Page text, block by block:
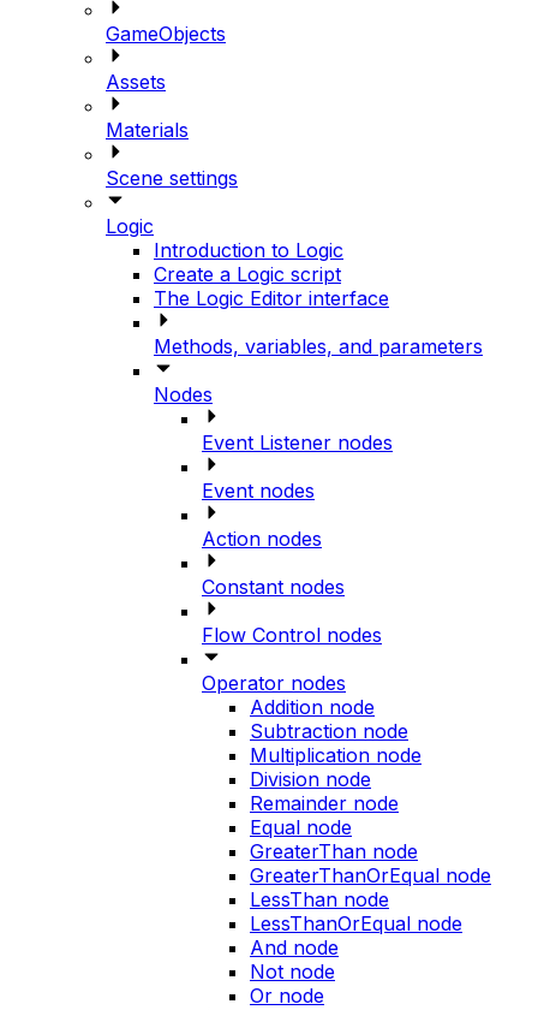
GameObjects
Assets
Materials
Scene settings
Logic
Introduction to Logic
Create a Logic script
The Logic Editor interface
Methods, variables, and parameters
Nodes
Event Listener nodes
Event nodes
Action nodes
Constant nodes
Flow Control nodes
Operator nodes
Addition node
Subtraction node
Multiplication node
Division node
Remainder node
Equal node
GreaterThan node
GreaterThanOrEqual node
LessThan node
LessThanOrEqual node
And node
Not node
Or node